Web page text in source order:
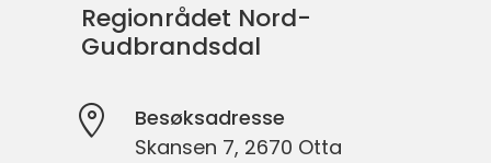
Regionrådet Nord-
Gudbrandsdal
Besøksadresse
Skansen 7, 2670 Otta